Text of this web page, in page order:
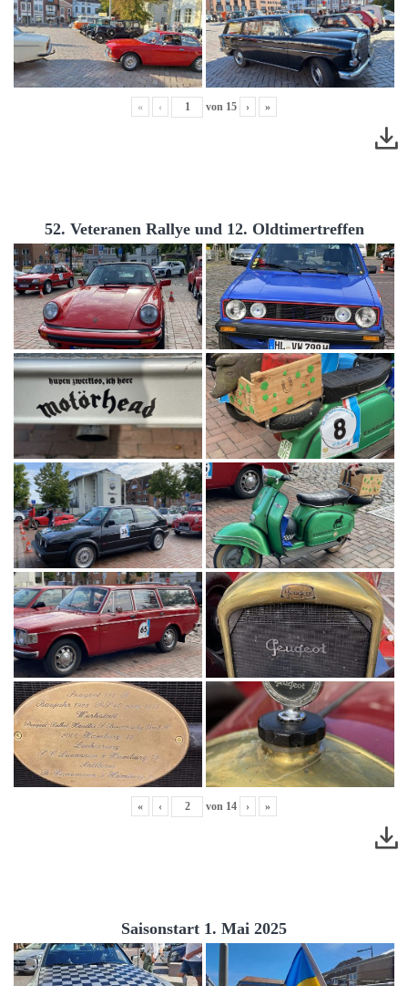
« ‹ von 15 › »
52. Veteranen Rallye und 12. Oldtimertreffen
« ‹ von 14 › »
Saisonstart 1. Mai 2025